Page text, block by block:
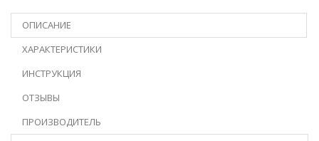
ОПИСАНИЕ
ХАРАКТЕРИСТИКИ
ИНСТРУКЦИЯ
ОТЗЫВЫ
ПРОИЗВОДИТЕЛЬ